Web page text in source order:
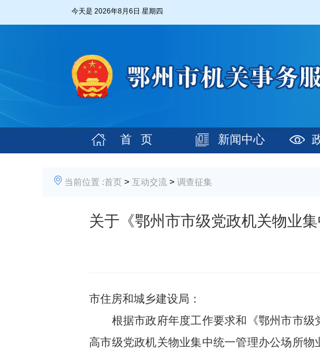
今天是 2026年8月6日 星期四
首 页 新闻中心
当前位置 :首页 > 互动交流 > 调查征集
关于《鄂州市市级党政机关物业
市住房和城乡建设局：
根据市政府年度工作要求和《鄂州市市级
高市级党政机关物业集中统一管理办公场所